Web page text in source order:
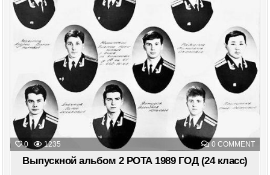
0 1235 0 COMMENTON
Выпускной альбом 2 РОТА 1989 ГОД (24 класс)